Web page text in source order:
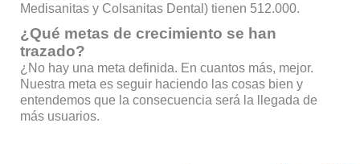
Medisanitas y Colsanitas Dental) tienen 512.000.
¿Qué metas de crecimiento se han
trazado?
¿No hay una meta definida. En cuantos más, mejor.
Nuestra meta es seguir haciendo las cosas bien y
entendemos que la consecuencia será la llegada de
más usuarios.